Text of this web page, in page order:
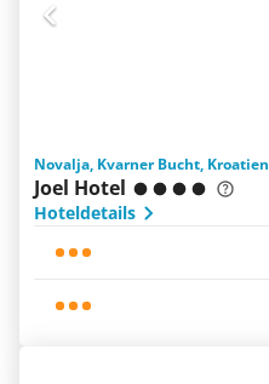
Novalja, Kvarner Bucht, Kroatien
Joel Hotel
Hoteldetails